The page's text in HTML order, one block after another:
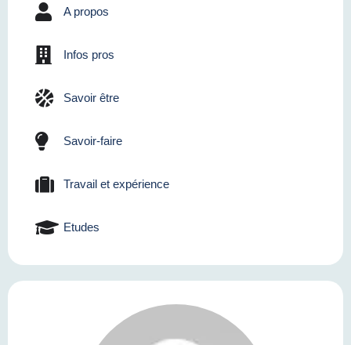
A propos
Infos pros
Savoir être
Savoir-faire
Travail et expérience
Etudes